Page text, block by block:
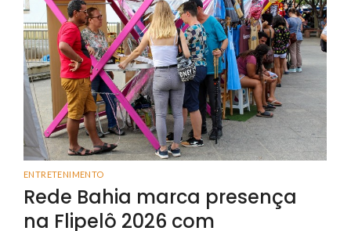
ENTRETENIMENTO
Rede Bahia marca presença
na Flipelô 2026 com